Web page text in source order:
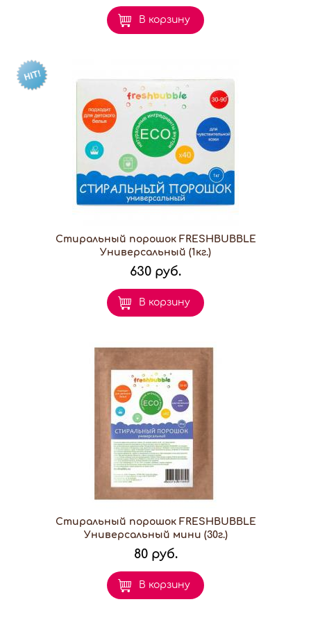
В корзину
Стиральный порошок FRESHBUBBLE
Универсальный (1кг.)
630 руб.
В корзину
Стиральный порошок FRESHBUBBLE
Универсальный мини (30г.)
80 руб.
В корзину